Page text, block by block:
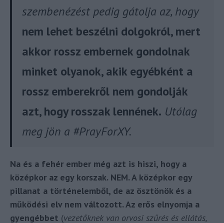
szembenézést pedig gátolja az, hogy
nem lehet beszélni dolgokról, mert
akkor rossz embernek gondolnak
minket olyanok, akik egyébként a
rossz emberekről nem gondolják
azt, hogy rosszak lennének. Utólag
meg jön a #PrayForXY.
Na és a fehér ember még azt is hiszi, hogy a
középkor az egy korszak. NEM. A középkor egy
pillanat a történelemből, de az ösztönök és a
működési elv nem változott. Az erős elnyomja a
gyengébbet (vezetőknek van orvosi szűrés és ellátás,